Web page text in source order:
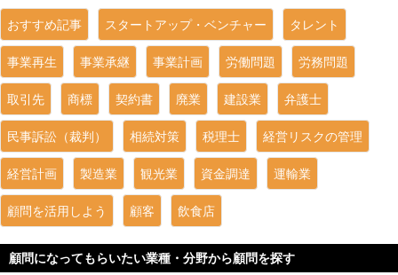
おすすめ記事 スタートアップ・ベンチャー タレント
事業再生 事業承継 事業計画 労働問題 労務問題
取引先 商標 契約書 廃業 建設業 弁護士
民事訴訟（裁判） 相続対策 税理士 経営リスクの管理
経営計画 製造業 観光業 資金調達 運輸業
顧問を活用しよう 顧客 飲食店
顧問になってもらいたい業種・分野から顧問を探す